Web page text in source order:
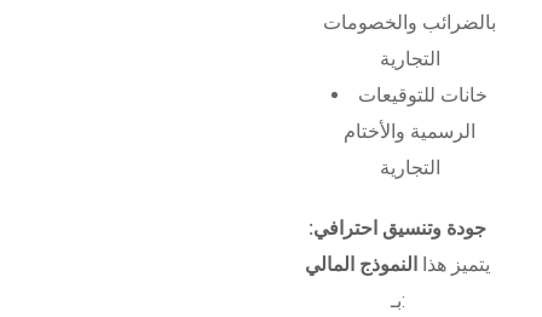
بالضرائب والخصومات
التجارية
خانات للتوقيعات
الرسمية والأختام
التجارية
جودة وتنسيق احترافي:
يتميز هذا
النموذج المالي
بـ: